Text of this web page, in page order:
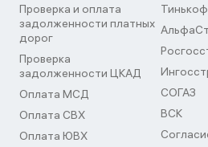
Проверка и оплата
задолженности платных
дорог
Проверка
задолженности ЦКАД
Оплата МСД
Оплата СВХ
Оплата ЮВХ
СОГАЗ
ВСК